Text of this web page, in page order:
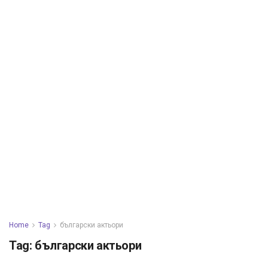
Home Tag български актьори
Tag: български актьори